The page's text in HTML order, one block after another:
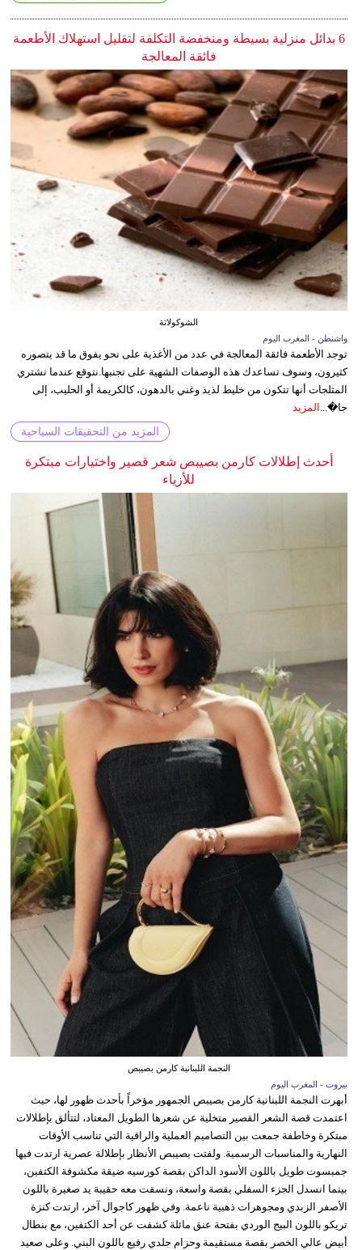
6 بدائل منزلية بسيطة ومنخفضة التكلفة لتقليل استهلاك الأطعمة
فائقة المعالجة
الشوكولاتة
واشنطن - المغرب اليوم
توجد الأطعمة فائقة المعالجة في عدد من الأغذية على نحو يفوق ما قد يتصوره
كثيرون، وسوف تساعدك هذه الوصفات الشهية على تجنبها.نتوقع عندما نشتري
المثلجات أنها تتكون من خليط لذيذ وغني بالدهون، كالكريمة أو الحليب، إلى
جا�... المزيد
المزيد من التحقيقات السياحية
أحدث إطلالات كارمن بصيبص شعر قصير واختيارات مبتكرة
للأزياء
النجمة اللبنانية كارمن بصيبص
بيروت - المغرب اليوم
أبهرت النجمة اللبنانية كارمن بصيبص الجمهور مؤخراً بأحدث ظهور لها، حيث
اعتمدت قصة الشعر القصير متخلية عن شعرها الطويل المعتاد، لتتألق بإطلالات
مبتكرة وخاطفة جمعت بين التصاميم العملية والراقية التي تناسب الأوقات
النهارية والمناسبات الرسمية. ولفتت بصيبص الأنظار بإطلالة عصرية ارتدت فيها
جمبسوت طويل باللون الأسود الداكن بقصة كورسيه ضيقة مكشوفة الكتفين،
بينما انسدل الجزء السفلي بقصة واسعة، ونسقت معه حقيبة يد صغيرة باللون
الأصفر الزبدي ومجوهرات ذهبية ناعمة. وفي ظهور كاجوال آخر، ارتدت كنزة
تريكو باللون البيج الوردي بفتحة عنق مائلة كشفت عن أحد الكتفين، مع بنطال
أبيض عالي الخصر بقصة مستقيمة وحزام جلدي رفيع باللون البني. وعلى صعيد